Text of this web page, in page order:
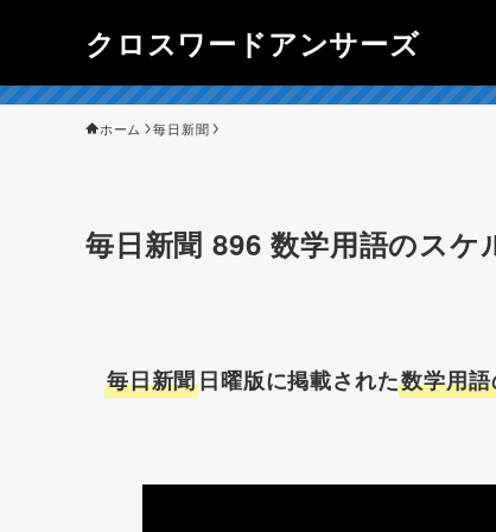
クロスワードアンサーズ
ホーム 毎日新聞
毎日新聞 896 数学用語のスケ
毎日新聞日曜版に掲載された数学用